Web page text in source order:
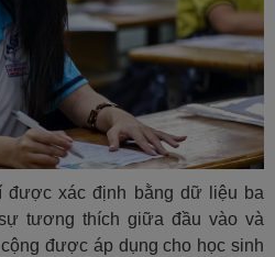
được xác định bằng dữ liệu ba
tương thích giữa đầu vào và
được áp dụng cho học sinh